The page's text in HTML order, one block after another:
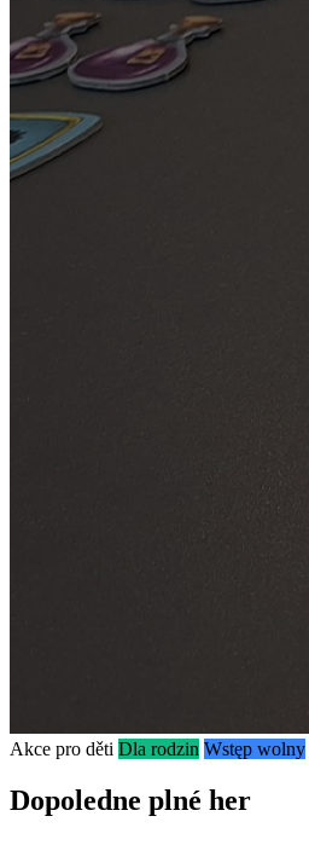
Akce pro děti Dla rodzin Wstęp wolny
Dopoledne plné her